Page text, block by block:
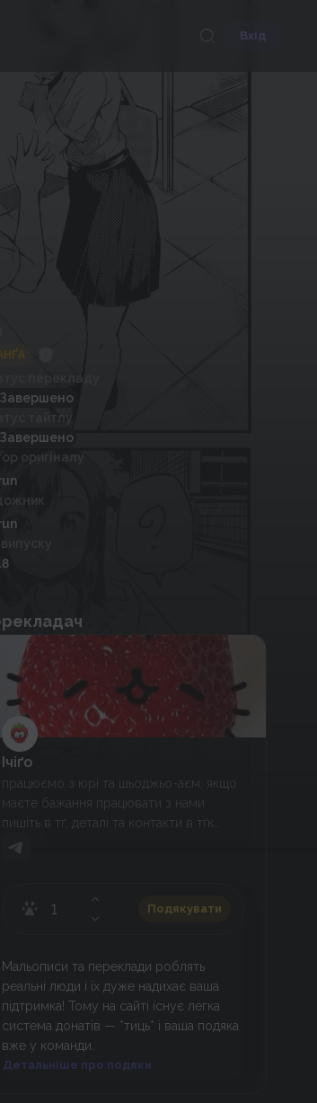
Вхід
перекладу
Завершено
тайтлу
Завершено
оригіналу
випуску
Ічіґо
працюємо з юрі та шьоджьо-аєм, якщо
маєте бажання працювати з нами
пишіть в тґ, деталі та контакти в тґк
@ichigowlw
Подякувати
Мальописи та переклади роблять
реальні люди і їх дуже надихає ваша
підтримка! Тому на сайті існує легка
система донатів — *тиць* і ваша подяка
вже у команди.
Детальніше про подяки